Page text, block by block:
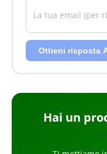
Ottieni risposta
Hai un